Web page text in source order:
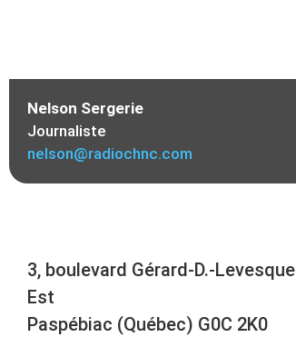
Nelson Sergerie
Journaliste
nelson@radiochnc.com
3, boulevard Gérard-D.-Levesque
Est
Paspébiac (Québec) G0C 2K0